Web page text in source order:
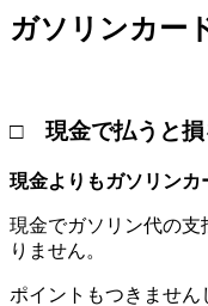
ガソリンカー
□ 現金で払うと損
現金よりもガソリンカ
現金でガソリン代の
りません。
ポイントもつきません